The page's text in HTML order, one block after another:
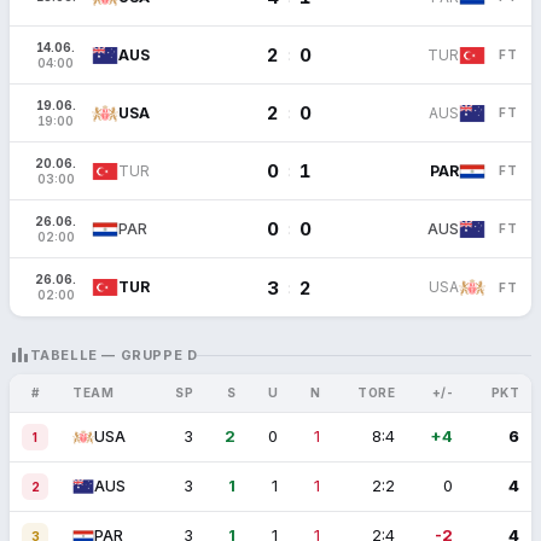
14.06.
04:00
AUS 2 : 0 TUR FT
19.06.
19:00
USA 2 : 0 AUS FT
20.06.
03:00
TUR 0 : 1 PAR FT
26.06.
02:00
PAR 0 : 0 AUS FT
26.06.
02:00
TUR 3 : 2 USA FT
LEADERBOARD TABELLE — GRUPPE D
# TEAM SP S U N TORE +/- PKT
1 USA 3 2 0 1 8:4 +4 6
2 AUS 3 1 1 1 2:2 0 4
3 PAR 3 1 1 1 2:4 -2 4